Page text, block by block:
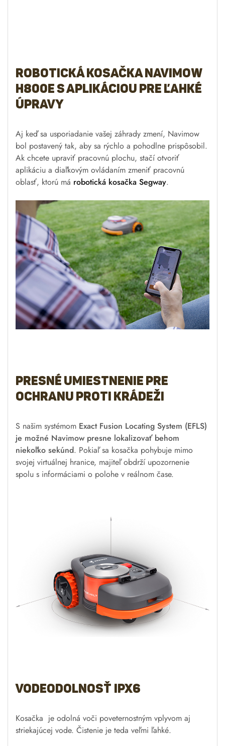
Robotická kosačka Navimow
H800E s aplikáciou pre ľahké
úpravy
Aj keď sa usporiadanie vašej záhrady zmení, Navimow
bol postavený tak, aby sa rýchlo a pohodlne prispôsobil.
Ak chcete upraviť pracovnú plochu, stačí otvoriť
aplikáciu a diaľkovým ovládaním zmeniť pracovnú
oblasť, ktorú má robotická kosačka Segway.
Presné umiestnenie pre
ochranu proti krádeži
S našim systémom Exact Fusion Locating System (EFLS)
je možné Navimow presne lokalizovať behom
niekoľko sekúnd. Pokiaľ sa kosačka pohybuje mimo
svojej virtuálnej hranice, majiteľ obdrží upozornenie
spolu s informáciami o polohe v reálnom čase.
Vodeodolnosť IPX6
Kosačka je odolná voči poveternostným vplyvom aj
striekajúcej vode. Čistenie je teda veľmi ľahké.